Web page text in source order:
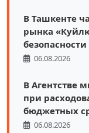
В Ташкенте
рынка
безопасности
06.08.2026
В Агентстве
при
бюджетных
06.08.2026